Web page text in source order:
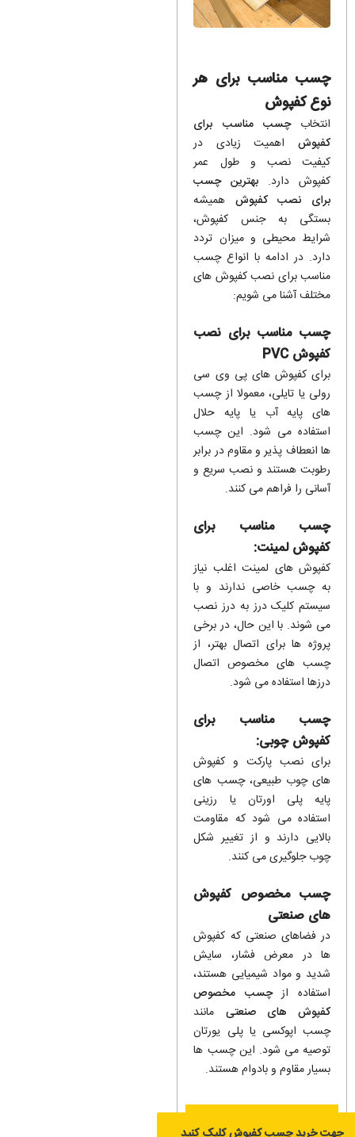
چسب مناسب برای هر
نوع کفپوش
انتخابچسب مناسب برای
کفپوش اهمیت زیادی در
کیفیت نصب و طول عمر
کفپوش دارد. بهترین چسب
برای نصب کفپوش همیشه
بستگی به جنس کفپوش،
شرایط محیطی و میزان تردد
دارد. در ادامه با انواع چسب
مناسب برای نصب کفپوش های
مختلف آشنا می شویم:
چسب مناسب برای نصب
کفپوش PVC
برای کفپوش های پی وی سی
رولی یا تایلی، معمولا از چسب
های پایه آب یا پایه حلال
استفاده می شود. این چسب
ها انعطاف پذیر و مقاوم در برابر
رطوبت هستند و نصب سریع و
آسانی را فراهم می کنند.
چسب مناسب برای
کفپوش لمینت:
کفپوش های لمینت اغلب نیاز
به چسب خاصی ندارند و با
سیستم کلیک درز به درز نصب
می شوند. با این حال، در برخی
پروژه ها برای اتصال بهتر، از
چسب های مخصوص اتصال
درزها استفاده می شود.
چسب مناسب برای
کفپوش چوبی:
برای نصب پارکت و کفپوش
های چوب طبیعی، چسب های
پایه پلی اورتان یا رزینی
استفاده می شود که مقاومت
بالایی دارند و از تغییر شکل
چوب جلوگیری می کنند.
چسب مخصوص کفپوش
های صنعتی
در فضاهای صنعتی که کفپوش
ها در معرض فشار، سایش
شدید و مواد شیمیایی هستند،
استفاده ازچسب مخصوص
کفپوش های صنعتی مانند
چسب اپوکسی یا پلی یورتان
توصیه می شود. این چسب ها
بسیار مقاوم و بادوام هستند.